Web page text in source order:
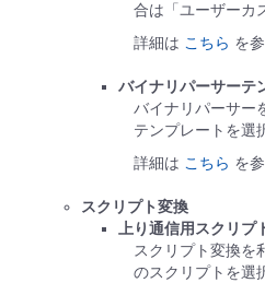
合は「ユーザーカ
詳細は こちら を
バイナリパーサーテ
バイナリパーサー
テンプレートを選
詳細は こちら を
スクリプト変換
上り通信用スクリプ
スクリプト変換を
のスクリプトを選